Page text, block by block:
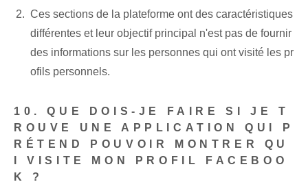
Ces sections de la plateforme ont des caractéristiques
différentes et leur objectif principal n'est pas de fournir
des informations sur les personnes qui ont visité les pr
ofils personnels.
10. QUE DOIS-JE FAIRE SI JE T
ROUVE UNE APPLICATION QUI P
RÉTEND POUVOIR MONTRER QU
I VISITE MON PROFIL FACEBOO
K ?